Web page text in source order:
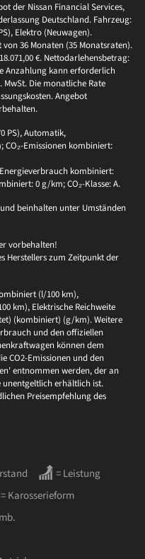
der Nissan Financial Services,
Deutschland. Fahrzeug:
Elektro (Neuwagen).
36 Monaten (35 Monatsraten).
€. Nettodarlehensbetrag:
Anzahlung kann erforderlich
Die monatliche Rate
Angebot
PS), Automatik,
Emissionen kombiniert:
Energieverbrauch kombiniert:
0 g/km; CO₂-Klasse: A.
beinhalten unter Umständen
vorbehalten!
Herstellers zum Zeitpunkt der
(l/100 km),
km), Elektrische Reichweite
(kombiniert) (g/km). Weitere
und den offiziellen
können dem
CO2-Emissionen und den
entnommen werden, der an
unentgeltlich erhältlich ist.
Preisempfehlung des
= Leistung
= Karosserieform